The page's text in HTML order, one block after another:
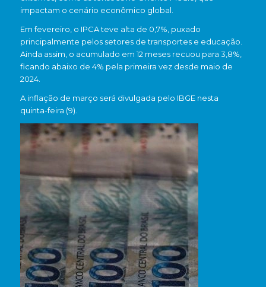
impactam o cenário econômico global.
Em fevereiro, o IPCA teve alta de 0,7%, puxado
principalmente pelos setores de transportes e educação.
Ainda assim, o acumulado em 12 meses recuou para 3,8%,
ficando abaixo de 4% pela primeira vez desde maio de
2024.
A inflação de março será divulgada pelo IBGEnesta
quinta-feira (9).